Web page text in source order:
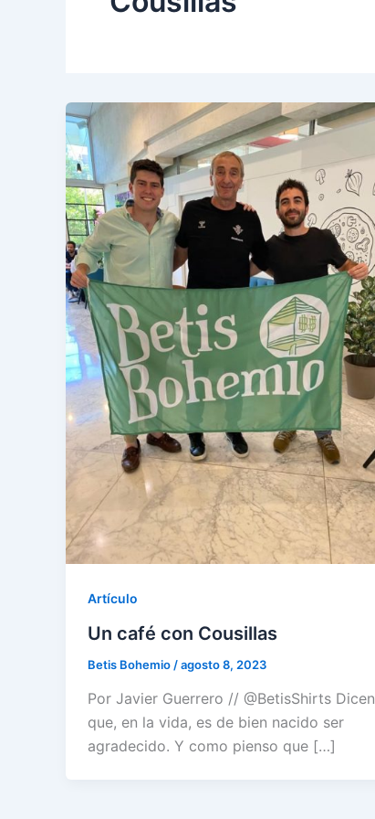
Artículo
Un café con Cousillas
Betis Bohemio /agosto 8, 2023
Por Javier Guerrero // @BetisShirts Dicen
que, en la vida, es de bien nacido ser
agradecido. Y como pienso que […]